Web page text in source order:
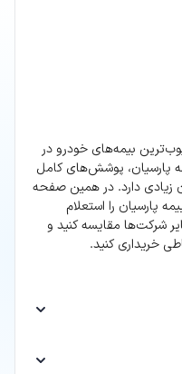
بیمه‌های خودرو در
پارسیان، پوشش‌های کامل
زیادی دارد. در همین صفحه
پارسیان را استعلام
شرکت‌ها مقایسه کنید و
خریداری کنید.